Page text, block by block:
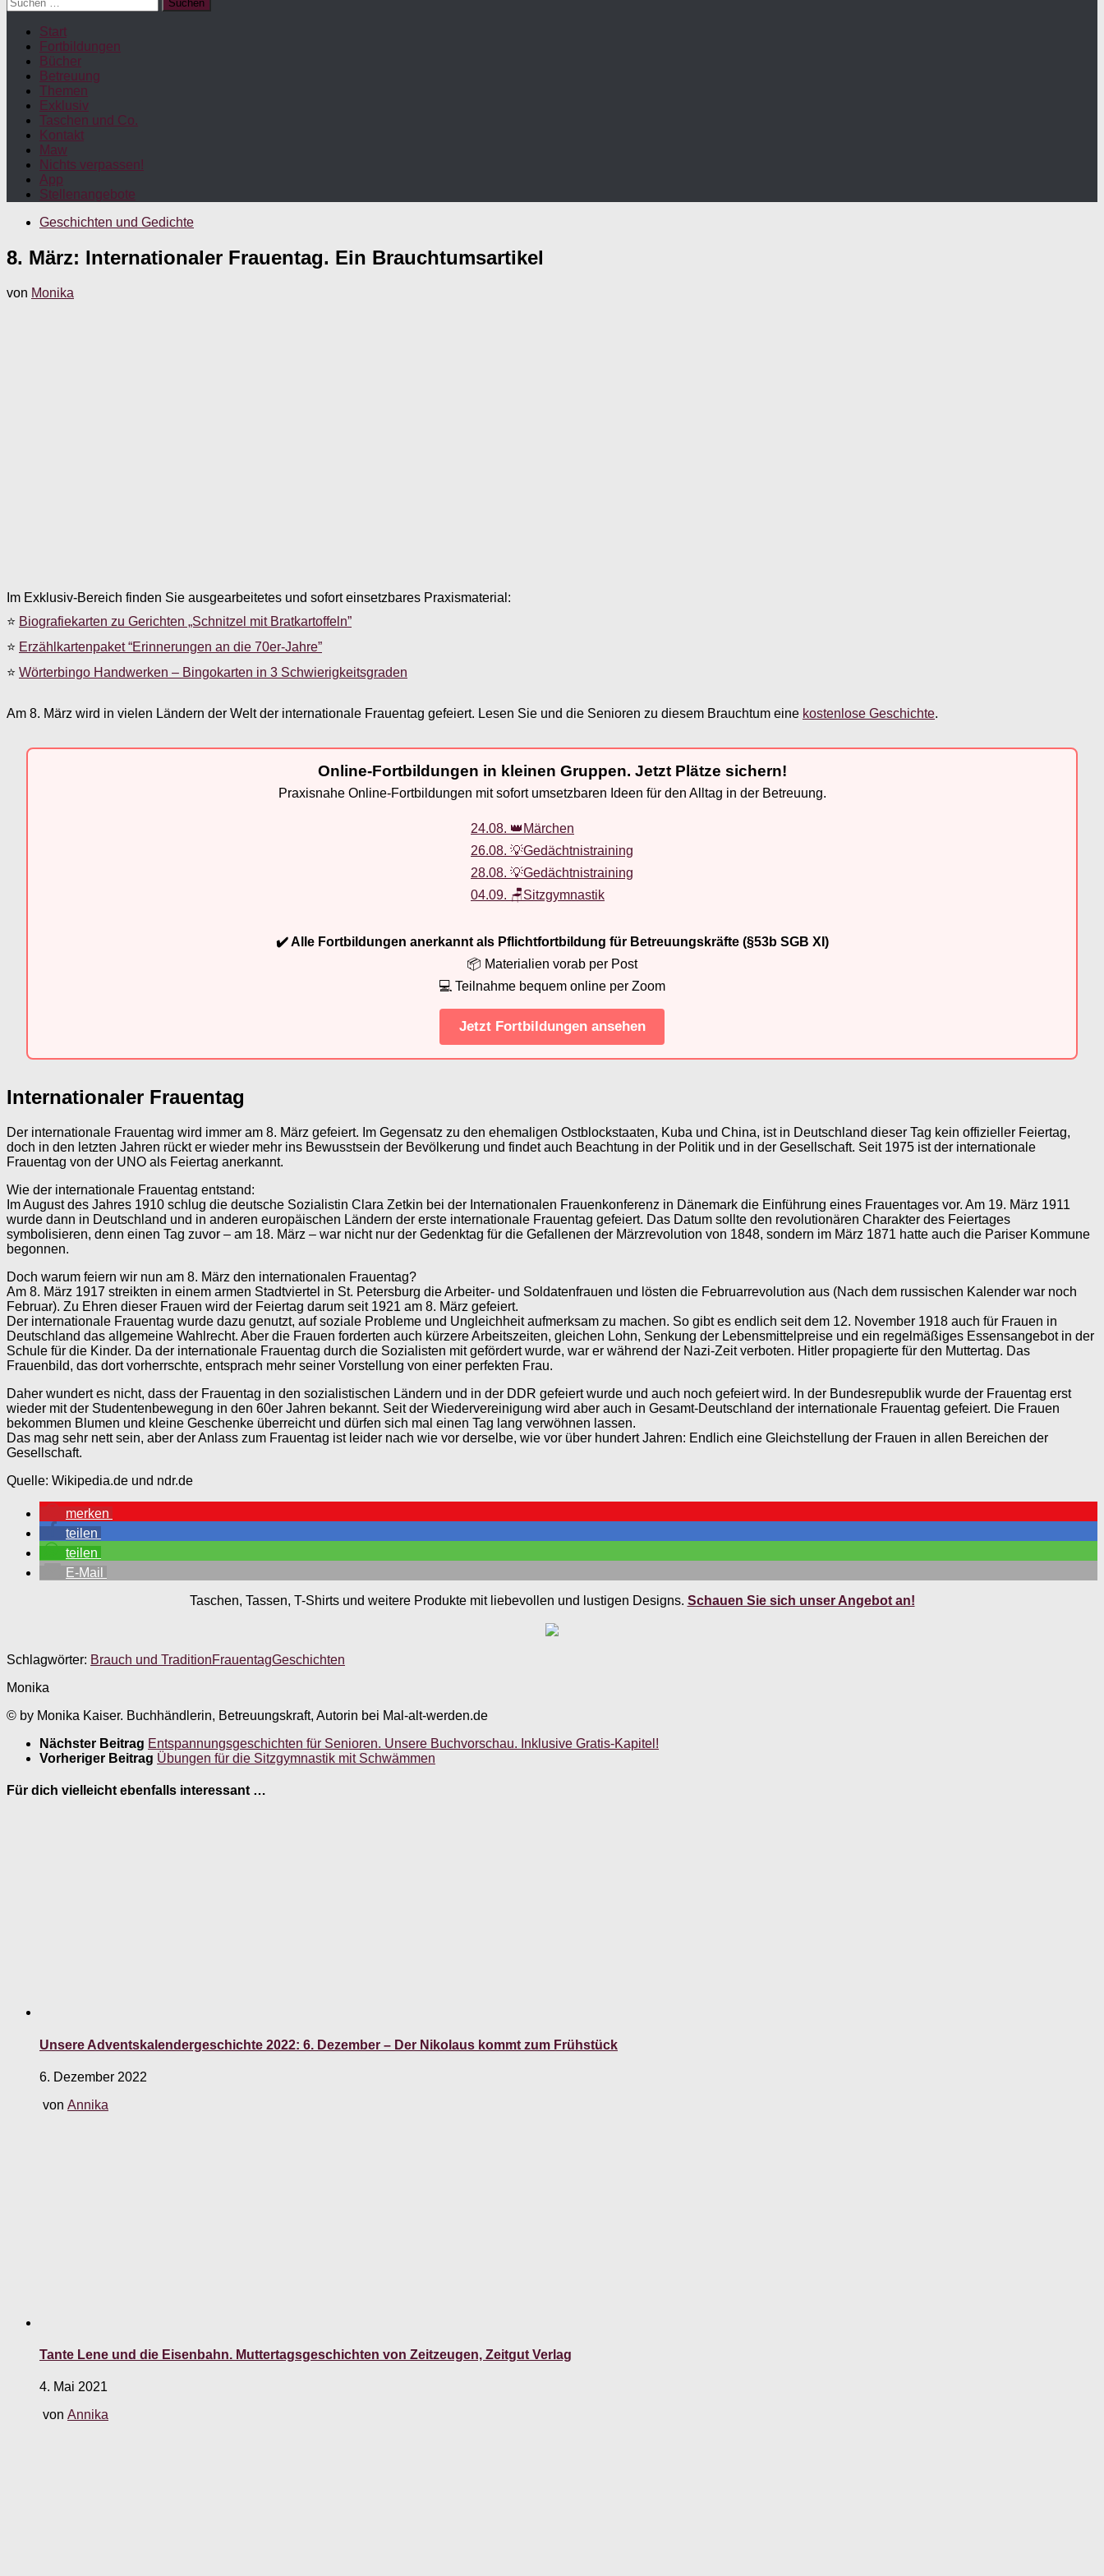
nach:
Start
Fortbildungen
Bücher
Betreuung
Themen
Exklusiv
Taschen und Co.
Kontakt
Maw
Nichts verpassen!
App
Stellenangebote
Geschichten und Gedichte
8. März: Internationaler Frauentag. Ein Brauchtumsartikel
von Monika
Im Exklusiv-Bereich finden Sie ausgearbeitetes und sofort einsetzbares Praxismaterial:
⭐ Biografiekarten zu Gerichten „Schnitzel mit Bratkartoffeln”
⭐ Erzählkartenpaket “Erinnerungen an die 70er-Jahre”
⭐ Wörterbingo Handwerken – Bingokarten in 3 Schwierigkeitsgraden
Am 8. März wird in vielen Ländern der Welt der internationale Frauentag gefeiert. Lesen Sie und die Senioren zu diesem Brauchtum eine kostenlose Geschichte.
Online-Fortbildungen in kleinen Gruppen. Jetzt Plätze sichern!
Praxisnahe Online-Fortbildungen mit sofort umsetzbaren Ideen für den Alltag in der Betreuung.
24.08. 👑Märchen
26.08. 💡Gedächtnistraining
28.08. 💡Gedächtnistraining
04.09. 🪑Sitzgymnastik
✔️ Alle Fortbildungen anerkannt als Pflichtfortbildung für Betreuungskräfte (§53b SGB XI)
📦 Materialien vorab per Post
💻 Teilnahme bequem online per Zoom
Jetzt Fortbildungen ansehen
Internationaler Frauentag
Der internationale Frauentag wird immer am 8. März gefeiert. Im Gegensatz zu den ehemaligen Ostblockstaaten, Kuba und China, ist in Deutschland dieser Tag kein offizieller Feiertag,
doch in den letzten Jahren rückt er wieder mehr ins Bewusstsein der Bevölkerung und findet auch Beachtung in der Politik und in der Gesellschaft. Seit 1975 ist der internationale
Frauentag von der UNO als Feiertag anerkannt.
Wie der internationale Frauentag entstand:
Im August des Jahres 1910 schlug die deutsche Sozialistin Clara Zetkin bei der Internationalen Frauenkonferenz in Dänemark die Einführung eines Frauentages vor. Am 19. März 1911
wurde dann in Deutschland und in anderen europäischen Ländern der erste internationale Frauentag gefeiert. Das Datum sollte den revolutionären Charakter des Feiertages
symbolisieren, denn einen Tag zuvor – am 18. März – war nicht nur der Gedenktag für die Gefallenen der Märzrevolution von 1848, sondern im März 1871 hatte auch die Pariser Kommune
begonnen.
Doch warum feiern wir nun am 8. März den internationalen Frauentag?
Am 8. März 1917 streikten in einem armen Stadtviertel in St. Petersburg die Arbeiter- und Soldatenfrauen und lösten die Februarrevolution aus (Nach dem russischen Kalender war noch
Februar). Zu Ehren dieser Frauen wird der Feiertag darum seit 1921 am 8. März gefeiert.
Der internationale Frauentag wurde dazu genutzt, auf soziale Probleme und Ungleichheit aufmerksam zu machen. So gibt es endlich seit dem 12. November 1918 auch für Frauen in
Deutschland das allgemeine Wahlrecht. Aber die Frauen forderten auch kürzere Arbeitszeiten, gleichen Lohn, Senkung der Lebensmittelpreise und ein regelmäßiges Essensangebot in der
Schule für die Kinder. Da der internationale Frauentag durch die Sozialisten mit gefördert wurde, war er während der Nazi-Zeit verboten. Hitler propagierte für den Muttertag. Das
Frauenbild, das dort vorherrschte, entsprach mehr seiner Vorstellung von einer perfekten Frau.
Daher wundert es nicht, dass der Frauentag in den sozialistischen Ländern und in der DDR gefeiert wurde und auch noch gefeiert wird. In der Bundesrepublik wurde der Frauentag erst
wieder mit der Studentenbewegung in den 60er Jahren bekannt. Seit der Wiedervereinigung wird aber auch in Gesamt-Deutschland der internationale Frauentag gefeiert. Die Frauen
bekommen Blumen und kleine Geschenke überreicht und dürfen sich mal einen Tag lang verwöhnen lassen.
Das mag sehr nett sein, aber der Anlass zum Frauentag ist leider nach wie vor derselbe, wie vor über hundert Jahren: Endlich eine Gleichstellung der Frauen in allen Bereichen der
Gesellschaft.
Quelle: Wikipedia.de und ndr.de
merken
teilen
teilen
E-Mail
Taschen, Tassen, T-Shirts und weitere Produkte mit liebevollen und lustigen Designs. Schauen Sie sich unser Angebot an!
Schlagwörter: Brauch und TraditionFrauentagGeschichten
Monika
© by Monika Kaiser. Buchhändlerin, Betreuungskraft, Autorin bei Mal-alt-werden.de
Nächster Beitrag Entspannungsgeschichten für Senioren. Unsere Buchvorschau. Inklusive Gratis-Kapitel!
Vorheriger Beitrag Übungen für die Sitzgymnastik mit Schwämmen
Für dich vielleicht ebenfalls interessant …
Unsere Adventskalendergeschichte 2022: 6. Dezember – Der Nikolaus kommt zum Frühstück
6. Dezember 2022
von Annika
Tante Lene und die Eisenbahn. Muttertagsgeschichten von Zeitzeugen, Zeitgut Verlag
4. Mai 2021
von Annika